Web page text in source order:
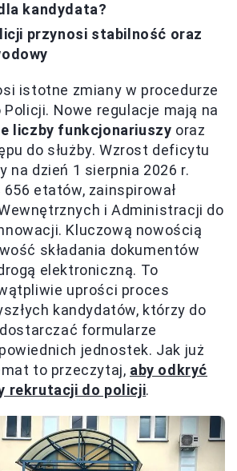
kandydata?
przynosi stabilność oraz
istotne zmiany w procedurze
Nowe regulacje mają na
liczby funkcjonariuszy oraz
do służby. Wzrost deficytu
na dzień 1 sierpnia 2026 r.
656 etatów, zainspirował
i Administracji do
Kluczową nowością
składania dokumentów
elektroniczną. To
uprości proces
kandydatów, którzy do
formularze
jednostek. Jak już
to przeczytaj, aby odkryć
rekrutacji do policji.